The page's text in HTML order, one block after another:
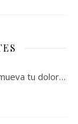
tu dolor…